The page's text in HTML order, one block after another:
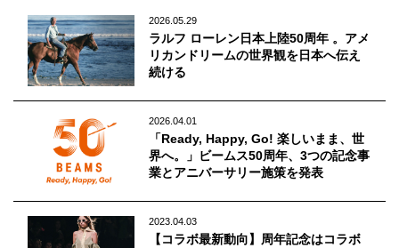
SERVICE
初めての方へ
Q&A
企業担当の方へ
ログイン
利用規約
2026.05.29
ラルフ ローレン日本上陸50周年 。アメ
リカンドリームの世界観を日本へ伝え
続ける
2026.04.01
「Ready, Happy, Go! 楽しいまま、世
界へ。」ビームス50周年、3つの記念事
業とアニバーサリー施策を発表
2023.04.03
【コラボ最新動向】周年記念はコラボ